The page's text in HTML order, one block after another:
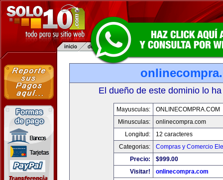
El dueño de este dominio lo
Mayusculas:
ONLINECOMPRA.COM
Minusculas:
onlinecompra.com
Longitud:
12 caracteres
Categorias:
Compras y Comercio
Precio:
$999.00
Visitar!
onlinecompra.com